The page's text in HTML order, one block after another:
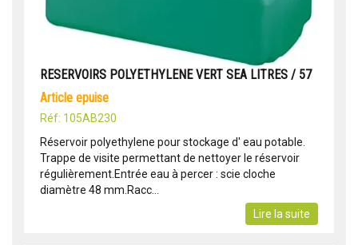
RESERVOIRS POLYETHYLENE VERT SEA LITRES / 57
article epuise
Réf: 105AB230
Réservoir polyethylene pour stockage d' eau potable.
Trappe de visite permettant de nettoyer le réservoir
régulièrement.Entrée eau à percer : scie cloche
diamètre 48 mm.Racc...
Lire la suite